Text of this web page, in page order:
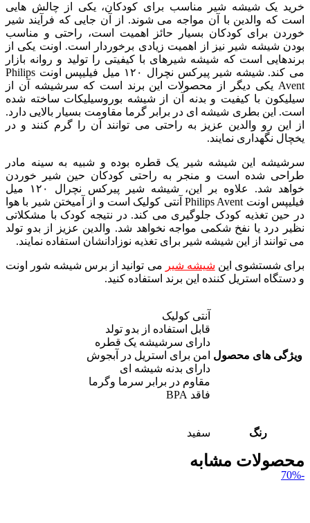
خرید یک شیشه شیر مناسب برای کودکان، یکی از چالش هایی
است که والدین با آن مواجه می شوند. از آن جایی که فرآیند شیر
خوردن برای کودکان بسیار حائز اهمیت است، راحتی و مناسب
بودن شیشه شیر نیز از اهمیت زیادی برخوردار است. اونت یکی از
برندهایی است که شیشه شیرهای با کیفیتی را تولید و روانه بازار
می کند. شیشه شیر پیرکس نچرال ۱۲۰ میل فیلیپس اونت Philips
Avent یکی دیگر از محصولات این برند است که سرشیشه آن از
سیلیکون با کیفیت و بدنه آن از شیشه بوروسیلیکات ساخته شده
است. این بطری شیشه ای در برابر گرما مقاومت بسیار بالایی دارد.
از این رو والدین عزیز به راحتی می توانند آن را گرم کنند و در
یخچال نگهداری نمایند.
سرشیشه این شیشه شیر یک قطره بوده و شبیه به سینه مادر
طراحی شده است و منجر به راحتی کودکان حین شیر خوردن
خواهد شد. علاوه بر این، شیشه شیر پیرکس نچرال ۱۲۰ میل
فیلیپس اونت Philips Avent آنتی کولیک است و از آمیختن شیر با هوا
در حین تغذیه کودک جلوگیری می کند. در نتیجه کودک با مشکلاتی
نظیر درد یا نفخ شکمی مواجه نخواهد شد. والدین عزیز از بدو تولد
می توانند از این شیشه شیر برای تغذیه نوزادانشان استفاده نمایند.
برای شستشوی این شیشه شیر می توانید از برس شیشه شور اونت
و دستگاه استریل کننده این برند استفاده کنید.
ویژگی های محصول
آنتی کولیک
قابل استفاده از بدو تولد
دارای سرشیشه یک قطره
امن برای استریل در آبجوش
دارای بدنه شیشه ای
مقاوم در برابر سرما وگرما
فاقد BPA
رنگ سفید
محصولات مشابه
-70%